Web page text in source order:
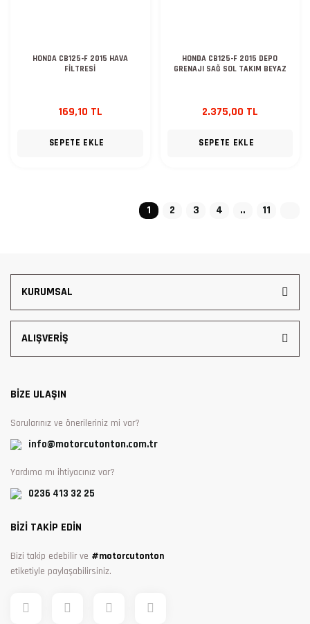
HONDA CB125-F 2015 HAVA
FİLTRESİ
169,10 TL
SEPETE EKLE
HONDA CB125-F 2015 DEPO
GRENAJI SAĞ SOL TAKIM BEYAZ
2.375,00 TL
SEPETE EKLE
1 2 3 4 .. 11
KURUMSAL
ALIŞVERİŞ
BİZE ULAŞIN
Sorularınız ve önerileriniz mi var?
info@motorcutonton.com.tr
Yardıma mı ihtiyacınız var?
0236 413 32 25
BİZİ TAKİP EDİN
Bizi takip edebilir ve #motorcutonton
etiketiyle paylaşabilirsiniz.